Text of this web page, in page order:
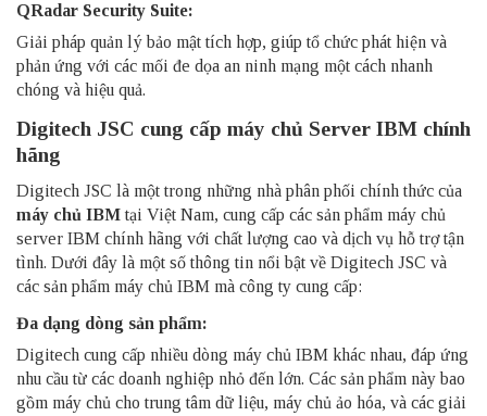
QRadar Security Suite:
Giải pháp quản lý bảo mật tích hợp, giúp tổ chức phát hiện và
phản ứng với các mối đe dọa an ninh mạng một cách nhanh
chóng và hiệu quả.
Digitech JSC cung cấp máy chủ Server IBM chính
hãng
Digitech JSC là một trong những nhà phân phối chính thức của
máy chủ IBMtại Việt Nam, cung cấp các sản phẩm máy chủ
server IBM chính hãng với chất lượng cao và dịch vụ hỗ trợ tận
tình. Dưới đây là một số thông tin nổi bật về Digitech JSC và
các sản phẩm máy chủ IBM mà công ty cung cấp:
Đa dạng dòng sản phẩm:
Digitech cung cấp nhiều dòng máy chủ IBM khác nhau, đáp ứng
nhu cầu từ các doanh nghiệp nhỏ đến lớn. Các sản phẩm này bao
gồm máy chủ cho trung tâm dữ liệu, máy chủ ảo hóa, và các giải